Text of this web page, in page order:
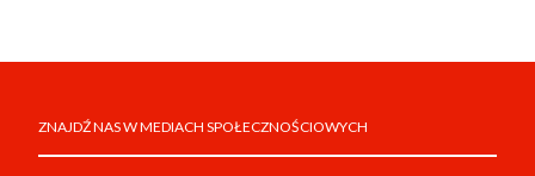
ZNAJDŹ NAS W MEDIACH SPOŁECZNOŚCIOWYCH